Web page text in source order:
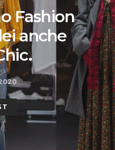
Fashion
anche